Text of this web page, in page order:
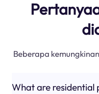
Beberapa
What are residential